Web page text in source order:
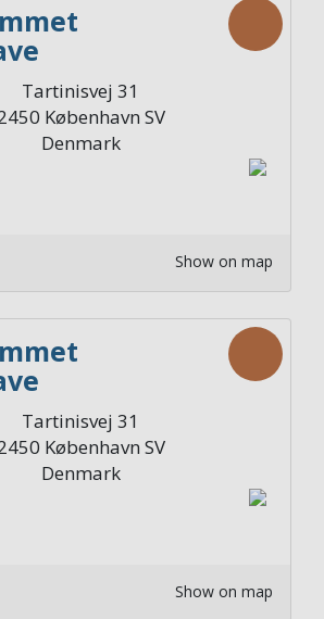
Stuen
Tartinisvej 31
København SV
Denmark
Show on map
2. sal
Tartinisvej 31
København SV
Denmark
Show on map